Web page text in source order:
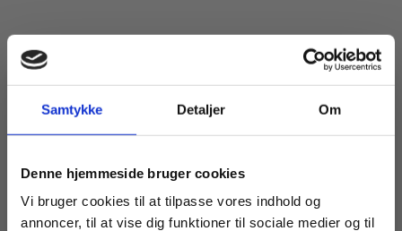
Samtykke Detaljer Om
Denne hjemmeside bruger cookies
Vi bruger cookies til at tilpasse vores indhold og
annoncer, til at vise dig funktioner til sociale medier og til
Fra
124,00 KR.
Køb læremidler og find masterclasses mm.
Fortsæt som: